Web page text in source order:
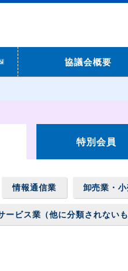
協議会概要
特別会員
情報通信業 卸売業・
ービス業（他に分類されないも